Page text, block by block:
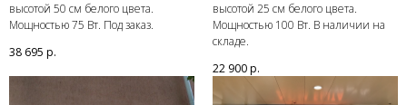
высотой 50 см белого цвета.
Мощностью 75 Вт. Под заказ.
38 695 р.
высотой 25 см белого цвета.
Мощностью 100 Вт. В наличии на
складе.
22 900р.